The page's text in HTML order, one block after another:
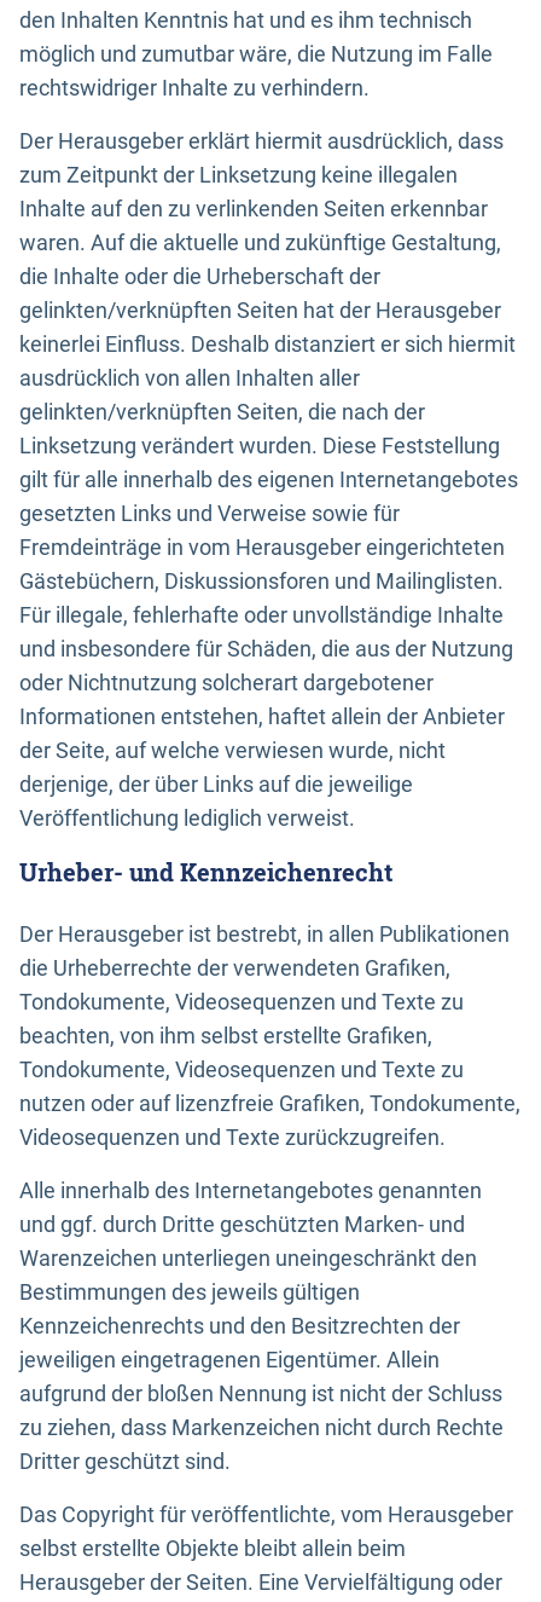
den Inhalten Kenntnis hat und es ihm technisch
möglich und zumutbar wäre, die Nutzung im Falle
rechtswidriger Inhalte zu verhindern.
Der Herausgeber erklärt hiermit ausdrücklich, dass
zum Zeitpunkt der Linksetzung keine illegalen
Inhalte auf den zu verlinkenden Seiten erkennbar
waren. Auf die aktuelle und zukünftige Gestaltung,
die Inhalte oder die Urheberschaft der
gelinkten/verknüpften Seiten hat der Herausgeber
keinerlei Einfluss. Deshalb distanziert er sich hiermit
ausdrücklich von allen Inhalten aller
gelinkten/verknüpften Seiten, die nach der
Linksetzung verändert wurden. Diese Feststellung
gilt für alle innerhalb des eigenen Internetangebotes
gesetzten Links und Verweise sowie für
Fremdeinträge in vom Herausgeber eingerichteten
Gästebüchern, Diskussionsforen und Mailinglisten.
Für illegale, fehlerhafte oder unvollständige Inhalte
und insbesondere für Schäden, die aus der Nutzung
oder Nichtnutzung solcherart dargebotener
Informationen entstehen, haftet allein der Anbieter
der Seite, auf welche verwiesen wurde, nicht
derjenige, der über Links auf die jeweilige
Veröffentlichung lediglich verweist.
Urheber- und Kennzeichenrecht
Der Herausgeber ist bestrebt, in allen Publikationen
die Urheberrechte der verwendeten Grafiken,
Tondokumente, Videosequenzen und Texte zu
beachten, von ihm selbst erstellte Grafiken,
Tondokumente, Videosequenzen und Texte zu
nutzen oder auf lizenzfreie Grafiken, Tondokumente,
Videosequenzen und Texte zurückzugreifen.
Alle innerhalb des Internetangebotes genannten
und ggf. durch Dritte geschützten Marken- und
Warenzeichen unterliegen uneingeschränkt den
Bestimmungen des jeweils gültigen
Kennzeichenrechts und den Besitzrechten der
jeweiligen eingetragenen Eigentümer. Allein
aufgrund der bloßen Nennung ist nicht der Schluss
zu ziehen, dass Markenzeichen nicht durch Rechte
Dritter geschützt sind.
Das Copyright für veröffentlichte, vom Herausgeber
selbst erstellte Objekte bleibt allein beim
Herausgeber der Seiten. Eine Vervielfältigung oder